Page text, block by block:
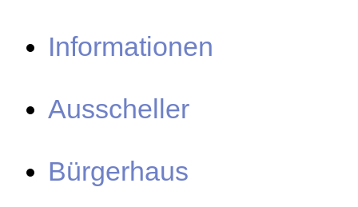
Informationen
Ausscheller
Bürgerhaus